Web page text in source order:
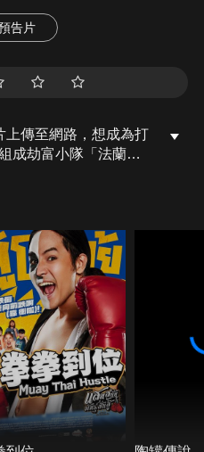
告片
上傳至網路，想成為打
成劫富小隊「法蘭
捲入教會洗黑錢陰
，法蘭克能否安然脫身